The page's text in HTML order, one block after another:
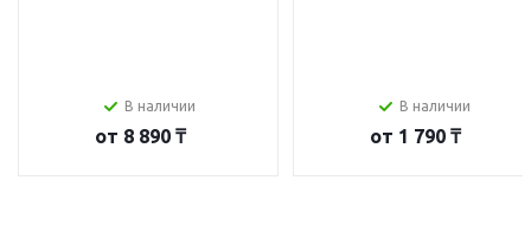
В наличии
от 8 890 ₸
В наличии
от 1 790 ₸